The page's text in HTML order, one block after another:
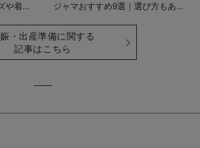
や着る
ジャマおすすめ9選｜選び方もあわ
・出産準備に関する
記事はこちら